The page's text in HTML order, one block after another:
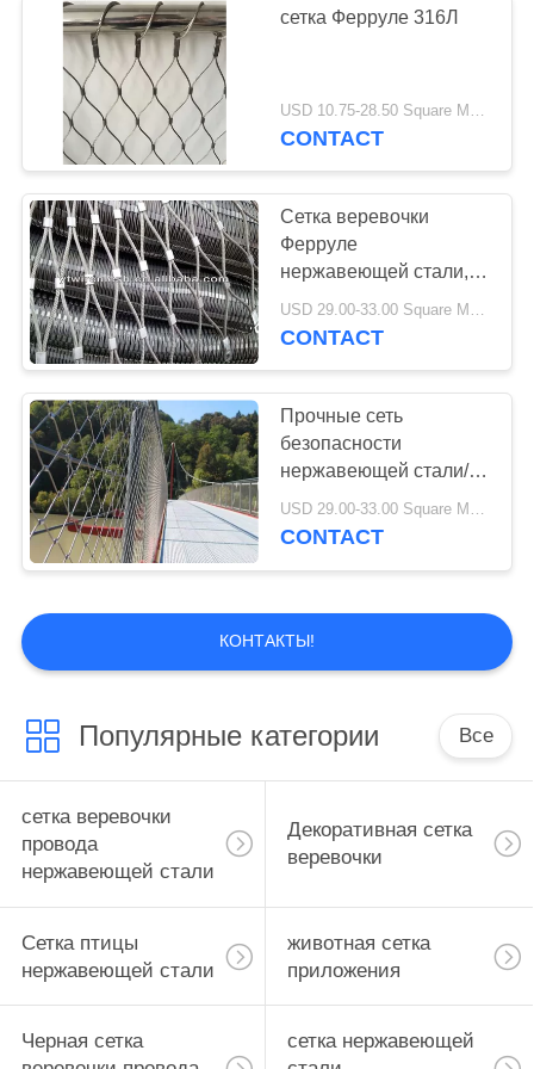
драперы катушки
металла
металлическая
ткань сетки
сетка Ферруле 316Л
CONTACT
Сетка веревочки
Ферруле
нержавеющей стали,
высококачественная
сеть безопасности
CONTACT
Прочные сеть
безопасности
нержавеющей стали/
сетка безопасности
нержавеющей стали
USD 29.00-33.00 Square Meters MOQ:10㎡
CONTACT
КОНТАКТЫ!
Популярные категории Все
сетка веревочки
провода
нержавеющей стали
Декоративная сетка
веревочки
Сетка птицы
нержавеющей стали
животная сетка
приложения
Черная сетка
сетка нержавеющей